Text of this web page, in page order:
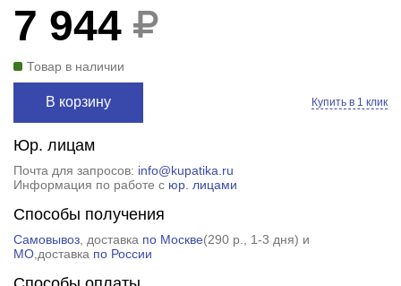
7 944
Товар в наличии
В корзину Купить в 1 клик
Юр. лицам
Почта для запросов: info@kupatika.ru
Информация по работе с юр. лицами
Способы получения
Самовывоз, доставка по Москве(290 р.
, 1-3 дня) и
МО,доставка по России